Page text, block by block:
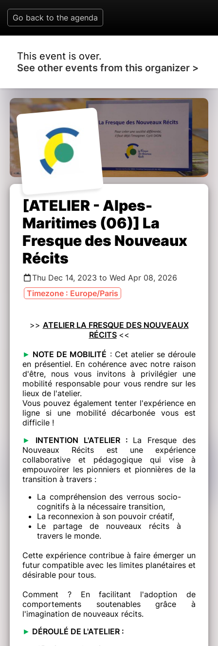
Go back to the agenda
This event is over.
See other events from this organizer >
[ATELIER - Alpes-
Maritimes (06)] La
Fresque des Nouveaux
Récits
Thu Dec 14, 2023 to Wed Apr 08, 2026
Timezone : Europe/Paris
>> ATELIER LA FRESQUE DES NOUVEAUX
RÉCITS <<
► NOTE DE MOBILITÉ : Cet atelier se déroule
en présentiel. En cohérence avec notre raison
d'être, nous vous invitons à privilégier une
mobilité responsable pour vous rendre sur les
lieux de l'atelier.
Vous pouvez également tenter l'expérience en
ligne si une mobilité décarbonée vous est
difficile !
►
INTENTION L'ATELIER : La Fresque des
Nouveaux Récits est une expérience
collaborative et pédagogique qui vise à
empouvoirer les pionniers et pionnières de la
transition à travers :
La compréhension des verrous socio-
cognitifs à la nécessaire transition,
La reconnexion à son pouvoir créatif,
Le partage de nouveaux récits à
travers le monde.
Cette expérience contribue à faire émerger un
futur compatible avec les limites planétaires et
désirable pour tous.
Comment ? En facilitant l'adoption de
comportements soutenables grâce à
l'imagination de nouveaux récits.
► DÉROULÉ DE L'ATELIER :